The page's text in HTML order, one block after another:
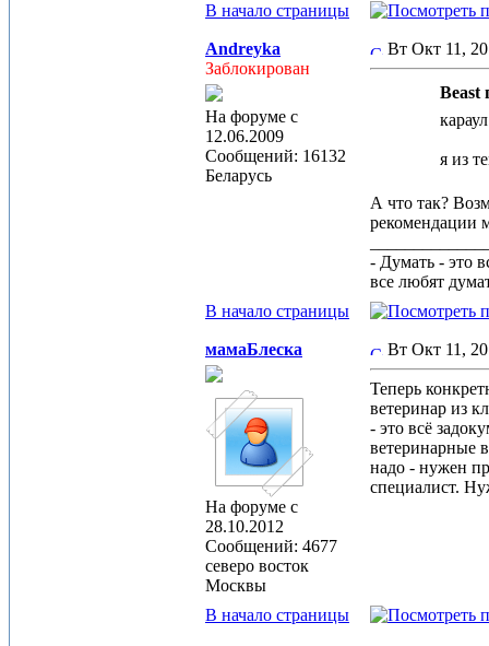
В начало страницы
Andreyka
Заблокирован
На форуме с
12.06.2009
Сообщений: 16132
Беларусь
Вт Окт 11,
Beast
я из
А что так?
рекомендации
- Думать - это
все любят
В начало страницы
мамаБлеска
На форуме с
28.10.2012
Сообщений: 4677
северо восток
Москвы
Вт Окт 11,
Теперь
ветеринар из
- это всё
ветеринарные
надо - нужен
специалист.
В начало страницы